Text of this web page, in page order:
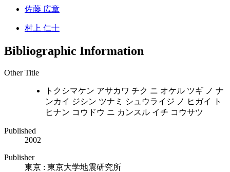
佐藤 広章
村上 仁士
Bibliographic Information
Other Title
トクシマケン アサカワ チク ニ オケル ツギ ノ ナ
ンカイ ジシン ツナミ シュウライジ ノ ヒガイ ト
ヒナン コウドウ ニ カンスル イチ コウサツ
Published
2002
Publisher
東京 : 東京大学地震研究所